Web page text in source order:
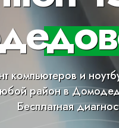
компьютеров и
район в
Бесплатная